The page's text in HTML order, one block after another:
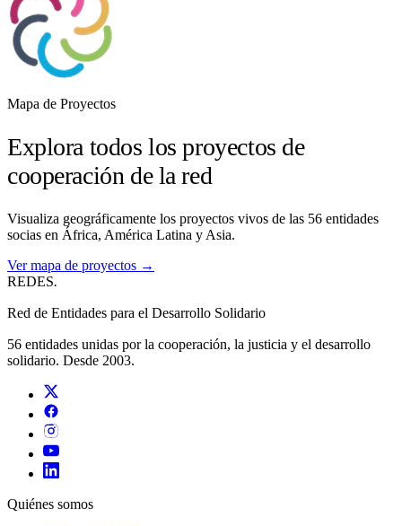
Mapa de Proyectos
Explora todos los proyectos de
cooperación de la red
Visualiza geográficamente los proyectos vivos de las 56 entidades
socias en África, América Latina y Asia.
Ver mapa de proyectos →
REDES.
Red de Entidades para el Desarrollo Solidario
56 entidades unidas por la cooperación, la justicia y el desarrollo
solidario. Desde 2003.
Quiénes somos